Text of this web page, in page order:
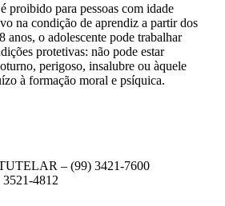
proibido para pessoas com idade
na condição de aprendiz a partir dos
anos, o adolescente pode trabalhar
protetivas: não pode estar
perigoso, insalubre ou àquele
à formação moral e psíquica.
– (99) 3421-7600
4812